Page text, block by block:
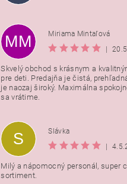
Vložením hodnotenie
podmienkami ochrany
MM
Miriama Mintaľová
Skvelý obchod s krásnym a
pre deti. Predajňa je čistá,
je naozaj široký. Maximálna
sa vrátime.
S
Slávka
Milý a nápomocný personál, super
sortiment.